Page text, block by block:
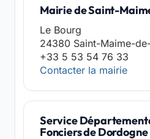
Mairie de Saint-
Le Bourg
24380 Saint-Maime-
+33 5 53 54 76 33
Contacter la mairie
Service
Fonciers de Dordogne